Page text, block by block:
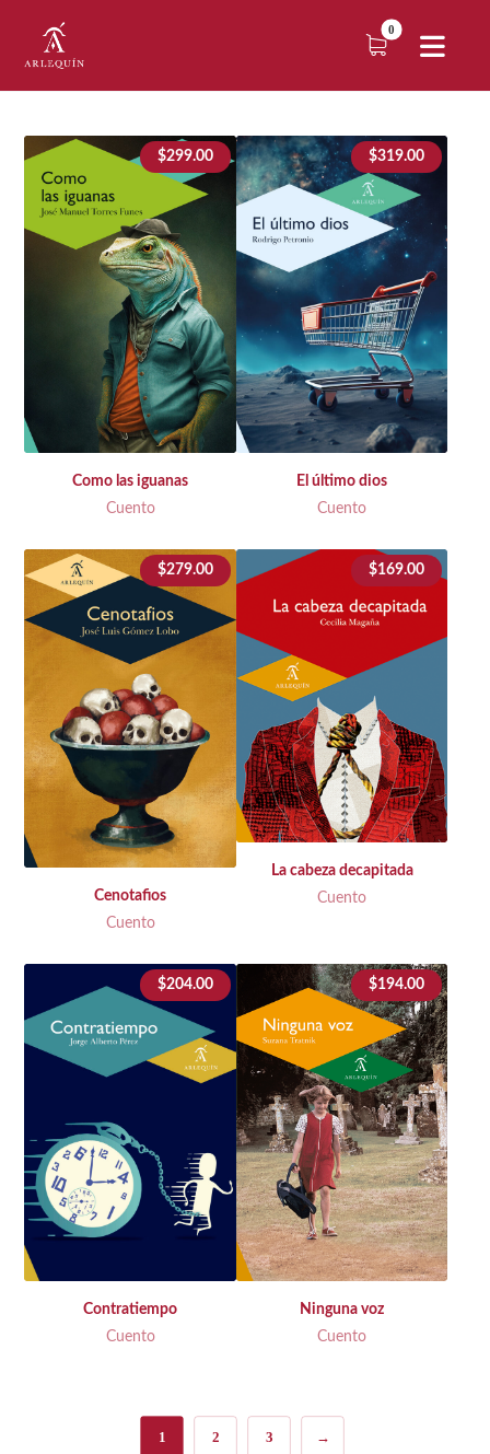
Como las iguanas
Cuento
$299.00
El último dios
Cuento
$319.00
Cenotafios
Cuento
$279.00
La cabeza decapitada
Cuento
$169.00
Contratiempo
Cuento
$204.00
Ninguna voz
Cuento
$194.00
1 2 3 →